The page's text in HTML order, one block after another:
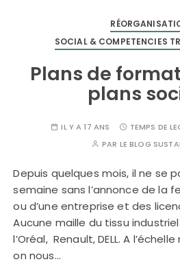
SOCIAL & COMPETENCIES
Plans de
plans
IL Y A 17 ANS TEMPS DE
PAR LE BLOG
Depuis quelques mois, il ne se
semaine sans l’annonce de la
ou d’une entreprise et des
Aucune maille du tissu
l’Oréal, Renault, DELL. A
on nous…